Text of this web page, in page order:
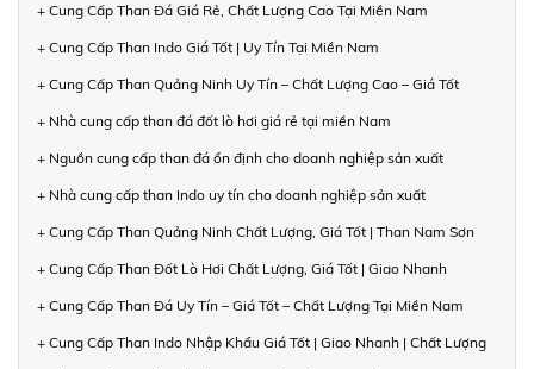
+ Cung Cấp Than Đá Giá Rẻ, Chất Lượng Cao Tại Miền Nam
+ Cung Cấp Than Indo Giá Tốt | Uy Tín Tại Miền Nam
+ Cung Cấp Than Quảng Ninh Uy Tín – Chất Lượng Cao – Giá Tốt
+ Nhà cung cấp than đá đốt lò hơi giá rẻ tại miền Nam
+ Nguồn cung cấp than đá ổn định cho doanh nghiệp sản xuất
+ Nhà cung cấp than Indo uy tín cho doanh nghiệp sản xuất
+ Cung Cấp Than Quảng Ninh Chất Lượng, Giá Tốt | Than Nam Sơn
+ Cung Cấp Than Đốt Lò Hơi Chất Lượng, Giá Tốt | Giao Nhanh
+ Cung Cấp Than Đá Uy Tín – Giá Tốt – Chất Lượng Tại Miền Nam
+ Cung Cấp Than Indo Nhập Khẩu Giá Tốt | Giao Nhanh | Chất Lượng